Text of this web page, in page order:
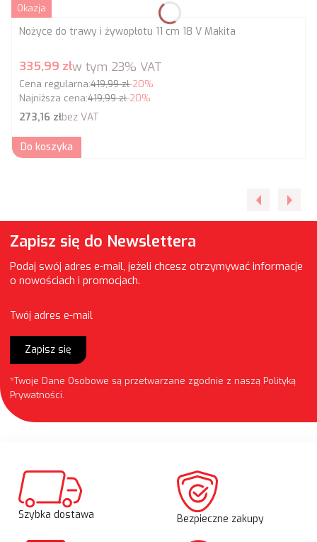
Okazja
Nożyce do trawy i żywopłotu 11 cm 18 V Makita
Cena promocyjna brutto
335,99 złw tym 23% VAT
Cena regularna:419,99 zł-20%
Najniższa cena:419,99 zł-20%
Cena netto
273,16 złbez VAT
Do koszyka
Zapisz się do Newslettera
Podaj swój adres e-mail, jeżeli chcesz otrzymywać informacje
o nowościach i promocjach.
Twój adres e-mail
Zapisz się
*Twoje Dane Osobowe są przetwarzane zgodnie z naszą Polityką
Prywatności.
Szybka dostawa Bezpieczne zakupy